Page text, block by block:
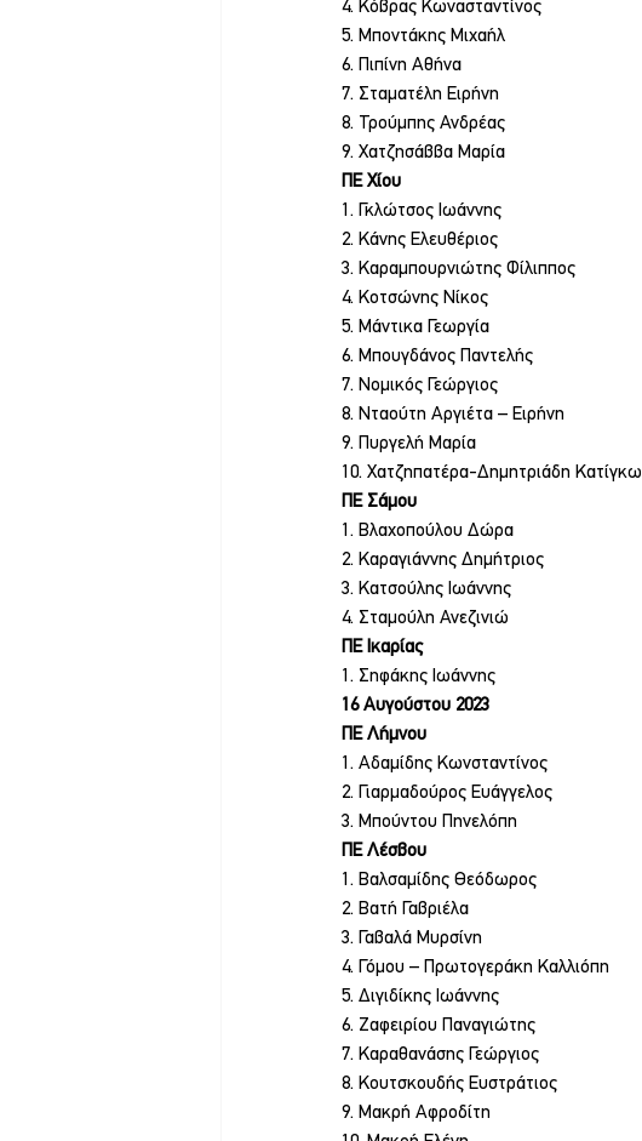
4. Κόβρας Κωνασταντίνος
5. Μποντάκης Μιχαήλ
6. Πιπίνη Αθήνα
7. Σταματέλη Ειρήνη
8. Τρούμπης Ανδρέας
9. Χατζησάββα Μαρία
ΠΕ Χίου
1. Γκλώτσος Ιωάννης
2. Κάνης Ελευθέριος
3. Καραμπουρνιώτης Φίλιππος
4. Κοτσώνης Νίκος
5. Μάντικα Γεωργία
6. Μπουγδάνος Παντελής
7. Νομικός Γεώργιος
8. Νταούτη Αργιέτα – Ειρήνη
9. Πυργελή Μαρία
10. Χατζηπατέρα-Δημητριάδη Κατίγκω
ΠΕ Σάμου
1. Βλαχοπούλου Δώρα
2. Καραγιάννης Δημήτριος
3. Κατσούλης Ιωάννης
4. Σταμούλη Ανεζινιώ
ΠΕ Ικαρίας
1. Σηφάκης Ιωάννης
16 Αυγούστου 2023
ΠΕ Λήμνου
1. Αδαμίδης Κωνσταντίνος
2. Γιαρμαδούρος Ευάγγελος
3. Μπούντου Πηνελόπη
ΠΕ Λέσβου
1. Βαλσαμίδης Θεόδωρος
2. Βατή Γαβριέλα
3. Γαβαλά Μυρσίνη
4. Γόμου – Πρωτογεράκη Καλλιόπη
5. Διγιδίκης Ιωάννης
6. Ζαφειρίου Παναγιώτης
7. Καραθανάσης Γεώργιος
8. Κουτσκουδής Ευστράτιος
9. Μακρή Αφροδίτη